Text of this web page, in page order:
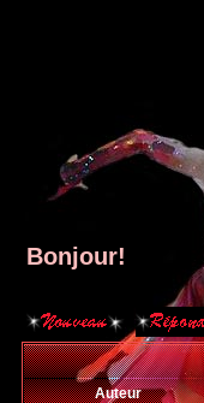
Bonjour!
Auteur